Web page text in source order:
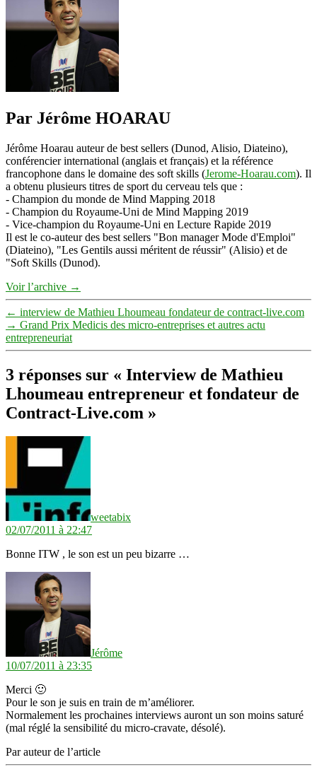
Par Jérôme HOARAU
Jérôme Hoarau auteur de best sellers (Dunod, Alisio, Diateino),
conférencier international (anglais et français) et la référence
francophone dans le domaine des soft skills (Jerome-Hoarau.com). Il
a obtenu plusieurs titres de sport du cerveau tels que :
- Champion du monde de Mind Mapping 2018
- Champion du Royaume-Uni de Mind Mapping 2019
- Vice-champion du Royaume-Uni en Lecture Rapide 2019
Il est le co-auteur des best sellers "Bon manager Mode d'Emploi"
(Diateino), "Les Gentils aussi méritent de réussir" (Alisio) et de
"Soft Skills (Dunod).
Voir l’archive →
← interview de Mathieu Lhoumeau fondateur de contract-live.com
→ Grand Prix Medicis des micro-entreprises et autres actu
entrepreneuriat
3 réponses sur « Interview de Mathieu
Lhoumeau entrepreneur et fondateur de
Contract-Live.com »
weetabix
02/07/2011 à 22:47
Bonne ITW , le son est un peu bizarre …
Jérôme
10/07/2011 à 23:35
Merci 🙂
Pour le son je suis en train de m’améliorer.
Normalement les prochaines interviews auront un son moins saturé
(mal réglé la sensibilité du micro-cravate, désolé).
Par auteur de l’article